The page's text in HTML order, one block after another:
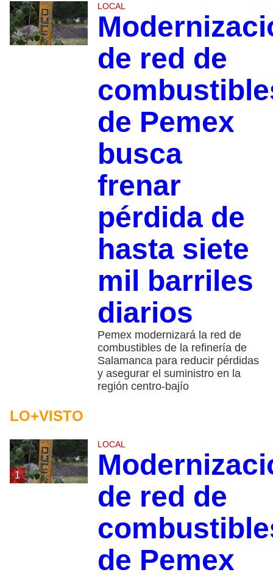
LOCAL
de red de
de Pemex
busca
frenar
pérdida de
hasta siete
mil barriles
diarios
Pemex modernizará la red de
combustibles de la refinería de
Salamanca para reducir pérdidas
y asegurar el suministro en la
región centro-bajío
LO+VISTO
1
LOCAL
de red de
de Pemex